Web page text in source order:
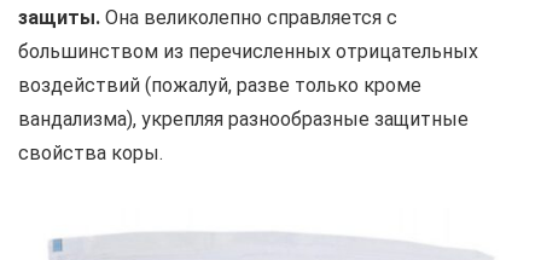
защиты. Она великолепно справляется с
большинством из перечисленных отрицательных
воздействий (пожалуй, разве только кроме
вандализма), укрепляя разнообразные защитные
свойства коры.